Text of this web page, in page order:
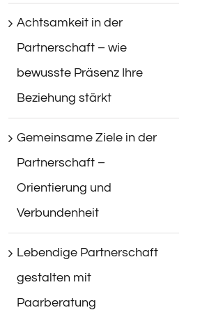
Achtsamkeit in der
Partnerschaft – wie
bewusste Präsenz Ihre
Beziehung stärkt
Gemeinsame Ziele in der
Partnerschaft –
Orientierung und
Verbundenheit
Lebendige Partnerschaft
gestalten mit
Paarberatung